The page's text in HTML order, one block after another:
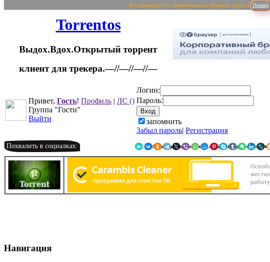
~ Кто приводи 10 и > человек/вдень по Якорному Адресу ( Пример
Torrentos
Выдох.Вдох.Открытый торрент
клиент для трекера.—//—//—//—
Привет, Гость! Профиль | ЛС ()
Группа "Гости"
Выйти
Логин:
Пароль:
запомнить
Забыл пароль| Регистрация
Похвалить в социалках: Я.Мессенджер WhatsApp
Мой Мир
Навигация